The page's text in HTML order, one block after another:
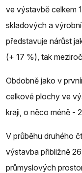
ve výstavbě celkem
skladových a
představuje nárůst
(+ 17 %), tak
Obdobně jako v
celkové plochy ve
kraji, o něco méně -
V průběhu druhého
výstavba přibližně
průmyslových